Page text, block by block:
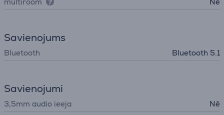
Savienojums
Bluetooth Bluetooth 5.1
Savienojumi
3,5mm audio ieeja
Nē